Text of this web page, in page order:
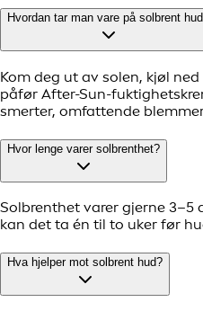
Hvordan tar man vare på solbrent
Kom deg ut av solen, kjøl
påfør After-Sun-
smerter, omfattende
Hvor lenge varer solbrenthet?
Solbrenthet varer gjerne 3–5
kan det ta én til to uker før
Hva hjelper mot solbrent hud?